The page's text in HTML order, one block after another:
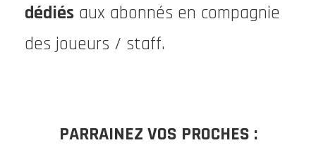
dédiés aux abonnés en compagnie
des joueurs / staff.
PARRAINEZ VOS PROCHES :